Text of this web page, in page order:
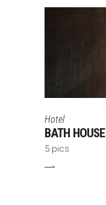
Hotel
BATH HOUSE
5 pics